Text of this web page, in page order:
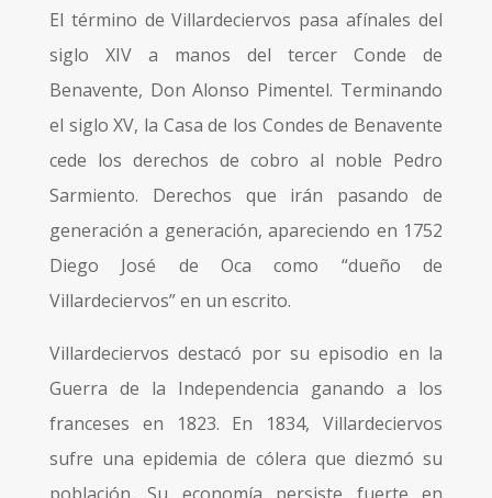
El término de Villardeciervos pasa afínales del
siglo XIV a manos del tercer Conde de
Benavente, Don Alonso Pimentel. Terminando
el siglo XV, la Casa de los Condes de Benavente
cede los derechos de cobro al noble Pedro
Sarmiento. Derechos que irán pasando de
generación a generación, apareciendo en 1752
Diego José de Oca como “dueño de
Villardeciervos” en un escrito.
Villardeciervos destacó por su episodio en la
Guerra de la Independencia ganando a los
franceses en 1823. En 1834, Villardeciervos
sufre una epidemia de cólera que diezmó su